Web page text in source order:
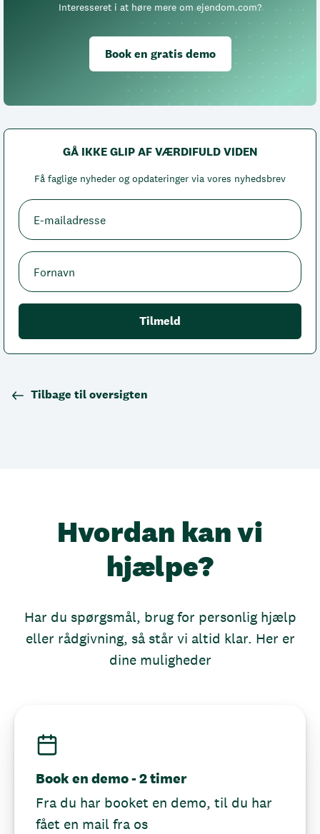
Interesseret i at høre mere om ejendom.com?
Book en gratis demo
GÅ IKKE GLIP AF VÆRDIFULD VIDEN
Få faglige nyheder og opdateringer via vores nyhedsbrev
Tilbage til oversigten
Hvordan kan vi
hjælpe?
Har du spørgsmål, brug for personlig hjælp
eller rådgivning, så står vi altid klar. Her er
dine muligheder
Book en demo - 2 timer
Fra du har booket en demo, til du har
fået en mail fra os